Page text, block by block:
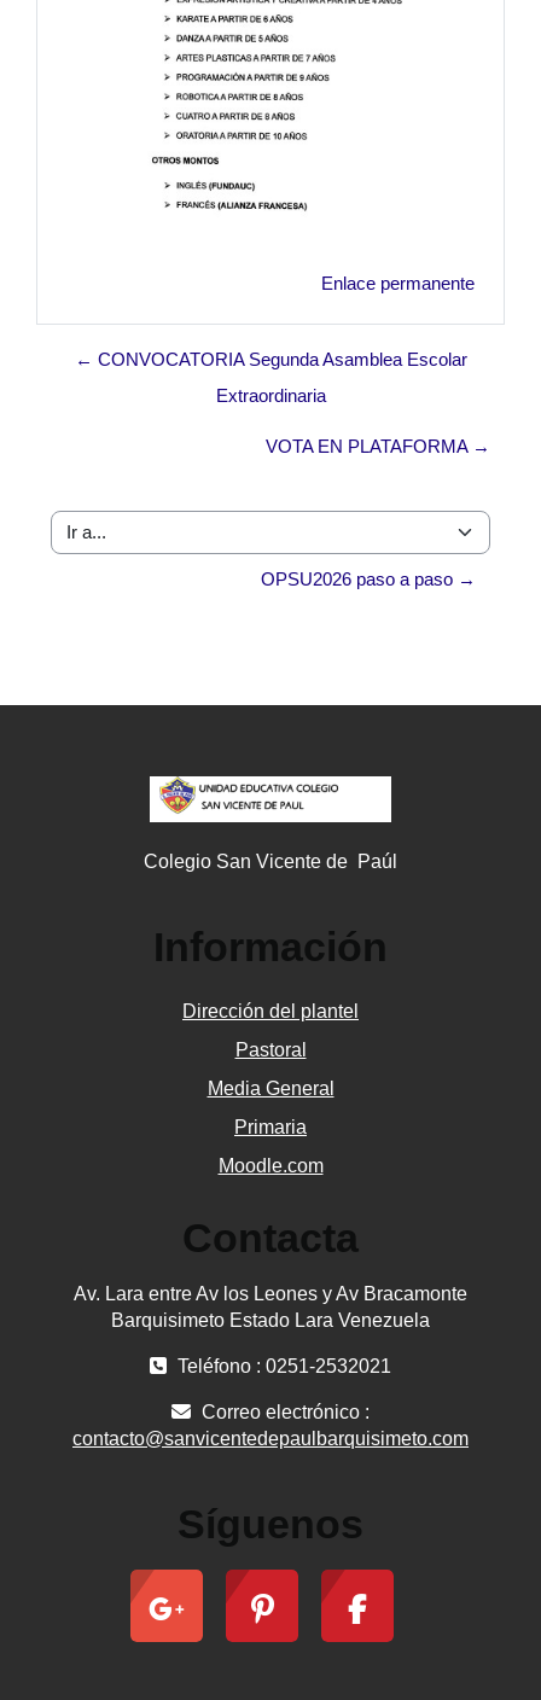
Enlace permanente
← CONVOCATORIA Segunda Asamblea Escolar
Extraordinaria
VOTA EN PLATAFORMA →
Ir a...
OPSU2026 paso a paso →
Colegio San Vicente de Paúl
Información
Dirección del plantel
Pastoral
Media General
Primaria
Moodle.com
Contacta
Av. Lara entre Av los Leones y Av Bracamonte
Barquisimeto Estado Lara Venezuela
Teléfono : 0251-2532021
Correo electrónico :
contacto@sanvicentedepaulbarquisimeto.com
Síguenos